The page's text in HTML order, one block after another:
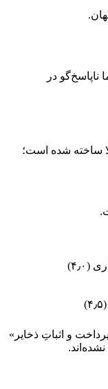
ناپاسخ‌گو در
ساخته شده است؛
(۴٫۰)
(۴٫۵)
و اثباتِ ذخایر »